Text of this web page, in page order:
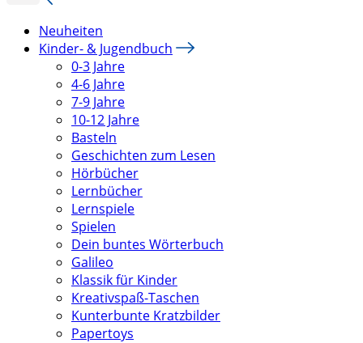
Neuheiten
Kinder- & Jugendbuch
0-3 Jahre
4-6 Jahre
7-9 Jahre
10-12 Jahre
Basteln
Geschichten zum Lesen
Hörbücher
Lernbücher
Lernspiele
Spielen
Dein buntes Wörterbuch
Galileo
Klassik für Kinder
Kreativspaß-Taschen
Kunterbunte Kratzbilder
Papertoys